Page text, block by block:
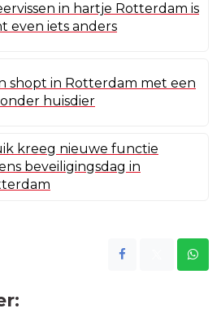
in hartje Rotterdam is
even iets anders
shopt in Rotterdam met een
huisdier
kreeg nieuwe functie
beveiligingsdag in